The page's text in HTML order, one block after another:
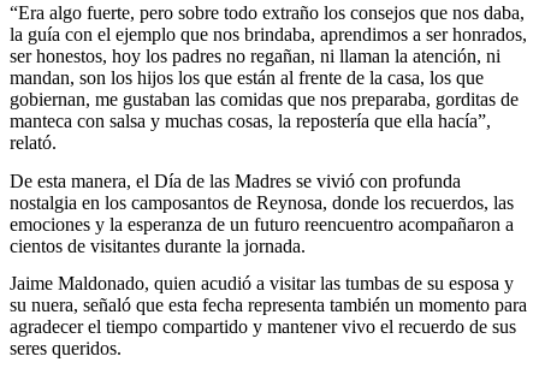
“Era algo fuerte, pero sobre todo extraño los consejos que nos daba,
la guía con el ejemplo que nos brindaba, aprendimos a ser honrados,
ser honestos, hoy los padres no regañan, ni llaman la atención, ni
mandan, son los hijos los que están al frente de la casa, los que
gobiernan, me gustaban las comidas que nos preparaba, gorditas de
manteca con salsa y muchas cosas, la repostería que ella hacía”,
relató.
De esta manera, el Día de las Madres se vivió con profunda
nostalgia en los camposantos de Reynosa, donde los recuerdos, las
emociones y la esperanza de un futuro reencuentro acompañaron a
cientos de visitantes durante la jornada.
Jaime Maldonado, quien acudió a visitar las tumbas de su esposa y
su nuera, señaló que esta fecha representa también un momento para
agradecer el tiempo compartido y mantener vivo el recuerdo de sus
seres queridos.